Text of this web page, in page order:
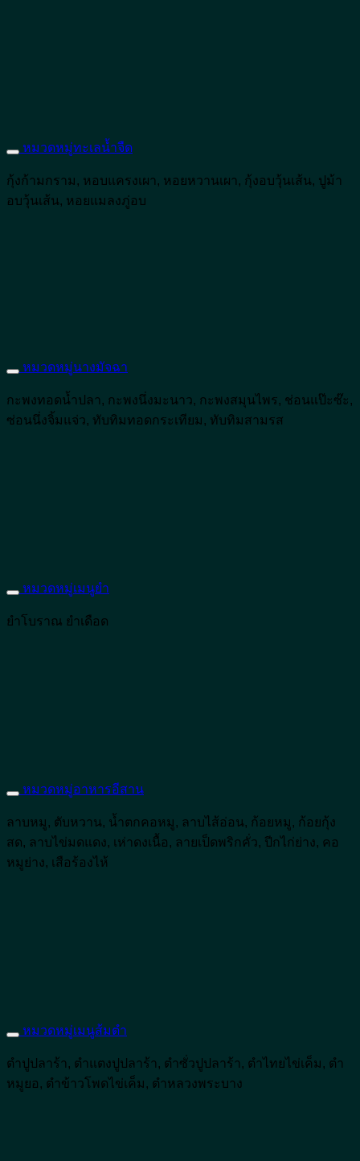
หมวดหมู่ทะเลน้ำจืด
กุ้งก้ามกราม, หอบแครงเผา, หอยหวานเผา, กุ้งอบวุ้นเส้น, ปูม้า
อบวุ้นเส้น, หอยแมลงภู่อบ
หมวดหมู่นางมัจฉา
กะพงทอดน้ำปลา, กะพงนึ่งมะนาว, กะพงสมุนไพร, ช่อนแป๊ะซ๊ะ,
ซ่อนนึ่งจิ้มแจ่ว, ทับทิมทอดกระเทียม, ทับทิมสามรส
หมวดหมู่เมนูยำ
ยำโบราณ ยำเดือด
หมวดหมู่อาหารอีสาน
ลาบหมู, ตับหวาน, น้ำตกคอหมู, ลาบไส้อ่อน, ก้อยหมู, ก้อยกุ้ง
สด, ลาบไข่มดแดง, เห่าดงเนื้อ, ลายเป็ดพริกคั่ว, ปีกไก่ย่าง, คอ
หมูย่าง, เสือร้องไห้
หมวดหมู่เมนูส้มตำ
ตำปูปลาร้า, ตำแตงปูปลาร้า, ตำซั่วปูปลาร้า, ตำไทยไข่เค็ม, ตำ
หมูยอ, ตำข้าวโพดไข่เค็ม, ตำหลวงพระบาง